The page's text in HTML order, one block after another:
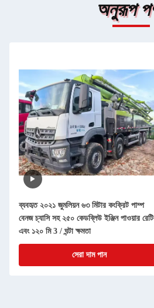
অনুরূপ
ব্যবহৃত ২০২১ জুমলিয়ন ৬৩ মিটার কংক্রিট পাম্প
বেনজ চ্যাসি সহ ২৫০ কেডব্লিউ ইঞ্জিন পাওয়ার
এবং ১২০ মি 3 / ঘন্টা ক্ষমতা
সেরা দাম পান